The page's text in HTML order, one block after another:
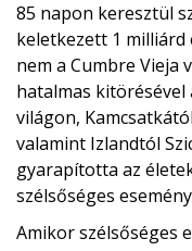
85 napon keresztül
keletkezett 1
nem a Cumbre Vieja
hatalmas kitörésével
világon,
valamint Izlandtól
gyarapította az
szélsőséges
Amikor szélsőséges